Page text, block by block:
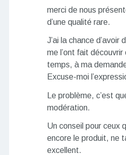
merci de nous
d’une qualité rare.
J’ai la chance d’avoir
me l’ont fait
temps, à ma
Excuse-moi
Le problème, c’est
modération.
Un conseil pour ceux
encore le produit, ne
excellent.